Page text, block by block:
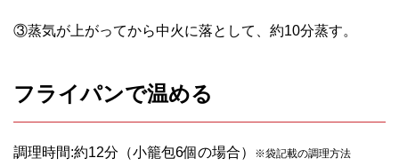
③蒸気が上がってから中火に落として、約10分蒸す。
フライパンで温める
調理時間:約12分（小籠包6個の場合） ※袋記載の調理方法